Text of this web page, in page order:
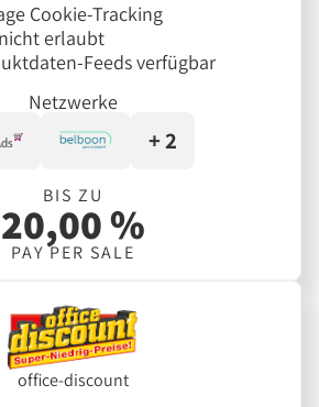
Cookie-Tracking
erlaubt
Feeds verfügbar
Netzwerke
+ 2
BIS ZU
20,00 %
PAY PER SALE
office-discount